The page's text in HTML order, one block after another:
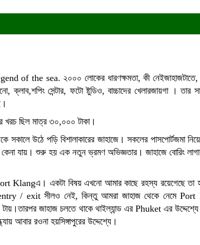
of the sea. ২০০০ লোকের ধারণক্ষমতা, কী নেইজাহাজটাতে,
সেন্টার, ফটো ষ্টুডিও, বাচ্চাদের খেলারজায়গা । তার
খরচ ছিল মাত্র ৩০,০০০ টাকা।
উঠে পড়ি বিশালাকারের জাহাজে। সকলের পাসপোর্টজমা
কেনা যায়। শুরু হয় এক নতুন ভ্রমণ অভিজ্ঞতার। জাহাজে বোরিং
Port Klangএ। একটা বিষয় এখনো আমার কাছে রহস্য রয়েগেছে তা
entry / exit সীলও নেই, কিন্তু আমরা জাহাজ থেকে নেমে
টায়।তারপর জাহাজ চলতে থাকে থাইল্যান্ড এর Phuket এর
আবার রওনা হয়সিঙ্গাপুরের উদ্দেশ্যে।